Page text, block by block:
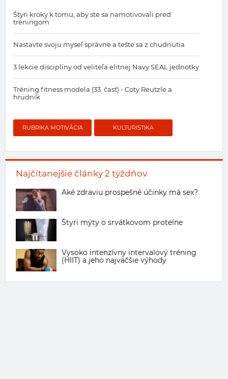
Štyri kroky k tomu, aby ste sa namotivovali pred
tréningom
Nastavte svoju myseľ správne a tešte sa z chudnutia
3 lekcie disciplíny od veliteľa elitnej Navy SEAL jednotky
Tréning fitness modela (33. časť) - Coty Reutzle a
hrudník
RUBRIKA MOTIVÁCIA KULTURISTIKA
Najčítanejšie články 2 týždňov
Aké zdraviu prospešné účinky má sex?
Štyri mýty o srvátkovom proteíne
Vysoko intenzívny intervalový tréning
(HIIT) a jeho najväčšie výhody